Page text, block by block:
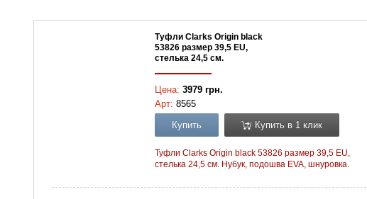
Туфли Clarks Origin black
53826 размер 39,5 EU,
стелька 24,5 см.
Цена: 3979 грн.
Арт: 8565
Купить
Купить в 1 клик
Туфли Clarks Origin black 53826 размер 39,5 EU,
стелька 24,5 см. Нубук, подошва EVA, шнуровка.